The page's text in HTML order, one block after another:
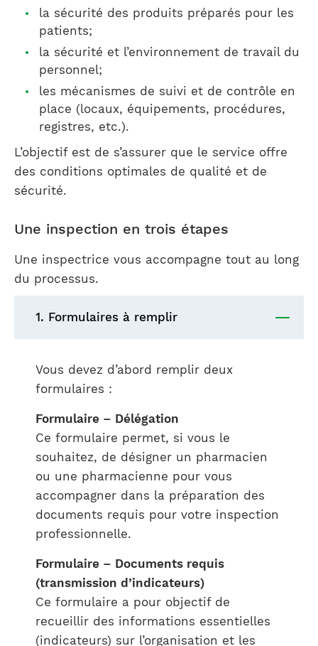
la sécurité des produits préparés pour les
patients;
la sécurité et l’environnement de travail du
personnel;
les mécanismes de suivi et de contrôle en
place (locaux, équipements, procédures,
registres, etc.).
L’objectif est de s’assurer que le service offre
des conditions optimales de qualité et de
sécurité.
Une inspection en trois étapes
Une inspectrice vous accompagne tout au long
du processus.
1. Formulaires à remplir
Vous devez d’abord remplir deux
formulaires :
Formulaire – Délégation
Ce formulaire permet, si vous le
souhaitez, de désigner un pharmacien
ou une pharmacienne pour vous
accompagner dans la préparation des
documents requis pour votre inspection
professionnelle.
Formulaire – Documents requis
(transmission d’indicateurs)
Ce formulaire a pour objectif de
recueillir des informations essentielles
(indicateurs) sur l’organisation et les